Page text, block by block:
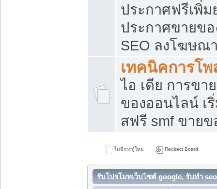
ประกาศฟรีเพิ่
ประกาศขายข
SEO ลงโฆษณ
เทคนิคการโ
ไอ เดีย การขา
ของออนไลน์ เ
สฟรี smf ขาย
ไม่มีกระทู้ใหม่ Redirect Board
รับโปรโมทเว็บไซต์ google, รับทำ